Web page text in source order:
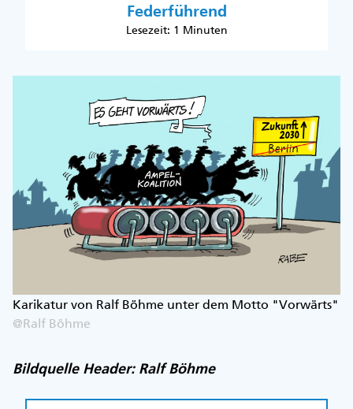
Federführend
Lesezeit: 1 Minuten
Karikatur von Ralf Böhme unter dem Motto "Vorwärts"
@Ralf Böhme
Bildquelle Header: Ralf Böhme